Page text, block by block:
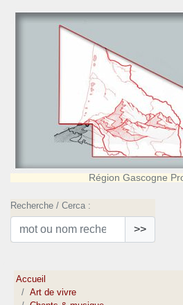
Région Gascogne
Recherche / Cerca :
>>
Accueil
Art de vivre